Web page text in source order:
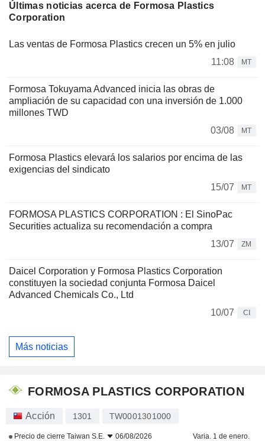
Últimas noticias acerca de Formosa Plastics
Corporation
Las ventas de Formosa Plastics crecen un 5% en julio
11:08
MT
Formosa Tokuyama Advanced inicia las obras de
ampliación de su capacidad con una inversión de 1.000
millones TWD
03/08
MT
Formosa Plastics elevará los salarios por encima de las
exigencias del sindicato
15/07
MT
FORMOSA PLASTICS CORPORATION : El SinoPac
Securities actualiza su recomendación a compra
13/07
ZM
Daicel Corporation y Formosa Plastics Corporation
constituyen la sociedad conjunta Formosa Daicel
Advanced Chemicals Co., Ltd
10/07
CI
Más noticias
FORMOSA PLASTICS CORPORATION
Acción 1301 TW0001301000
Precio de cierre Taiwan S.E. 06/08/2026 Varia. 1 de enero.